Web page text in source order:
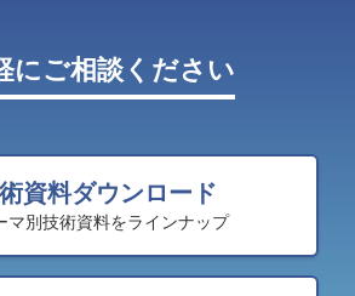
にご相談ください
資料ダウンロード
マ別技術資料をラインナップ